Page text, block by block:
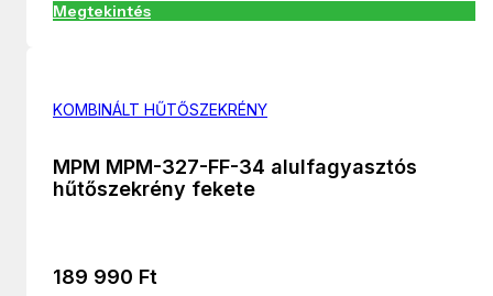
Megtekintés
KOMBINÁLT HŰTŐSZEKRÉNY
MPM MPM-327-FF-34 alulfagyasztós
hűtőszekrény fekete
189 990 Ft